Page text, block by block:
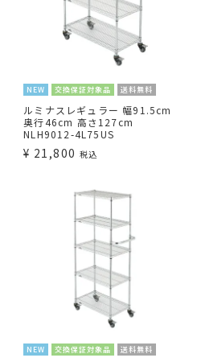
NEW 交換保証対象品 送料無料
ルミナスレギュラー 幅91.5cm
奥行46cm 高さ127cm
NLH9012-4L75US
¥ 21,800 税込
NEW 交換保証対象品 送料無料